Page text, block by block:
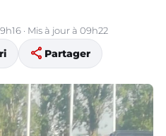
· Mis à jour à 09h22
share Partager